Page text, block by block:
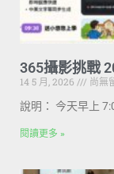
365攝影挑戰
14 5 月, 2026
尚無
說明： 今天早上
閱讀更多 »